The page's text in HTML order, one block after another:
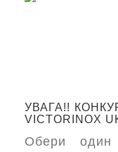
УВАГА!!
VICTORINOX
Обери один